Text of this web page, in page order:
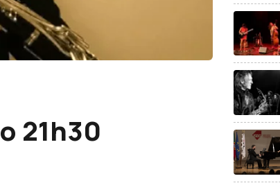
21h30